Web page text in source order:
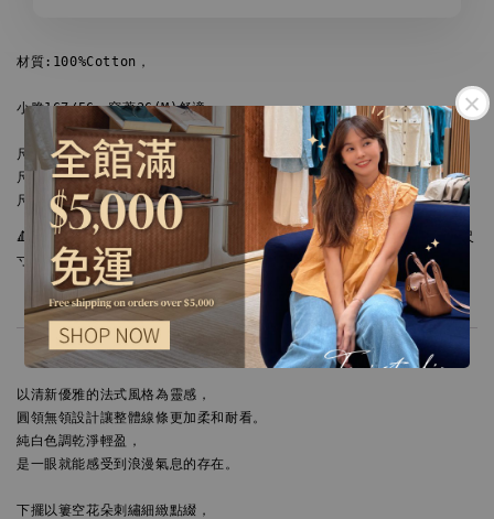
材質:100%Cotton，
小脆167/56，穿著36(M)舒適。
尺寸34(S)：肩寬33/胸寬41/下擺寬43/全長45cm
尺寸36(M)：肩寬34/胸寬43/下擺寬44/全長46cm
尺寸38(L)：肩寬35/胸寬45/下擺寬45/全長47cm
🔺尺寸皆為水平手工測量，會因布料彈性、測量起點等因素，與實際商品尺
寸略有誤差，誤差尺寸±2cm為國際驗貨標準可接受範圍。
以清新優雅的法式風格為靈感，
圓領無領設計讓整體線條更加柔和耐看。
純白色調乾淨輕盈，
是一眼就能感受到浪漫氣息的存在。
下擺以簍空花朵刺繡細緻點綴，